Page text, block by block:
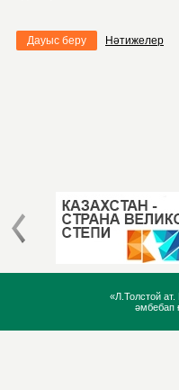
Дауыс беру Нәтижелер
«Л.Толстой
әмбебап